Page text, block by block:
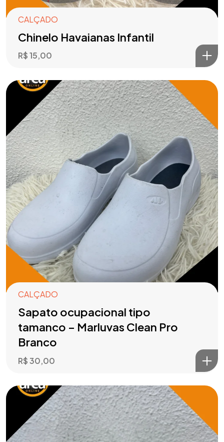
CALÇADO
Chinelo Havaianas Infantil
R$15,00
CALÇADO
Sapato ocupacional tipo
tamanco – Marluvas Clean Pro
Branco
R$30,00